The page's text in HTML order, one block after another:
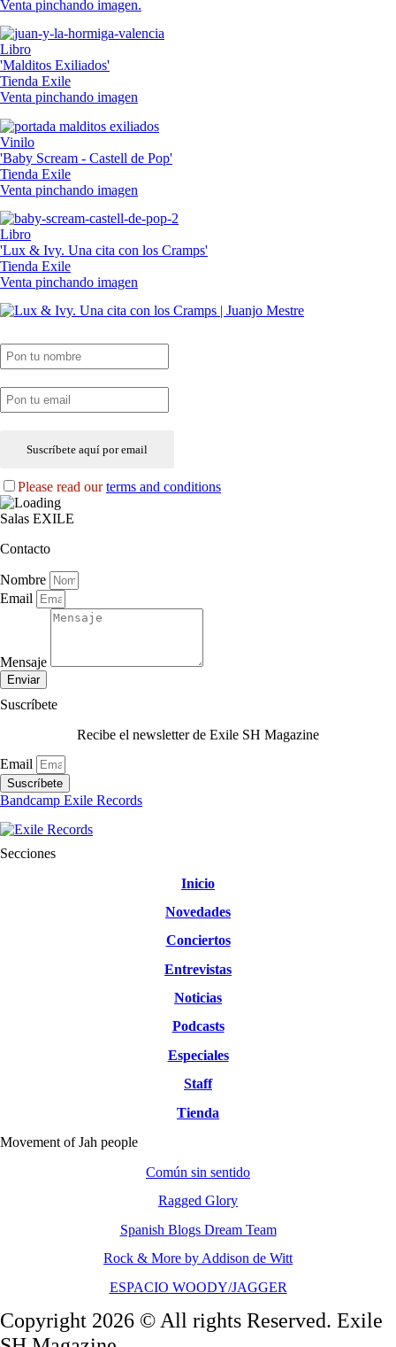
Venta pinchando imagen.
Libro
'Malditos Exiliados'
Tienda Exile
Venta pinchando imagen
Vinilo
'Baby Scream - Castell de Pop'
Tienda Exile
Venta pinchando imagen
Libro
'Lux & Ivy. Una cita con los Cramps'
Tienda Exile
Venta pinchando imagen
Please read ourterms and conditions
Salas EXILE
Contacto
Nombre
Email
Mensaje
Enviar
Suscríbete
Recibe el newsletter de Exile SH Magazine
Email
Suscríbete
Bandcamp Exile Records
Secciones
Inicio
Novedades
Conciertos
Entrevistas
Noticias
Podcasts
Especiales
Staff
Tienda
Movement of Jah people
Común sin sentido
Ragged Glory
Spanish Blogs Dream Team
Rock & More by Addison de Witt
ESPACIO WOODY/JAGGER
Copyright 2026 © All rights Reserved. Exile